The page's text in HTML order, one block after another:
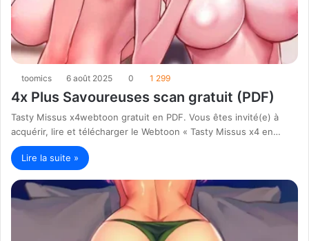
toomics 6 août 2025 0 1 299
4x Plus Savoureuses scan gratuit (PDF)
Tasty Missus x4webtoon gratuit en PDF. Vous êtes invité(e) à
acquérir, lire et télécharger le Webtoon « Tasty Missus x4 en…
Lire la suite »